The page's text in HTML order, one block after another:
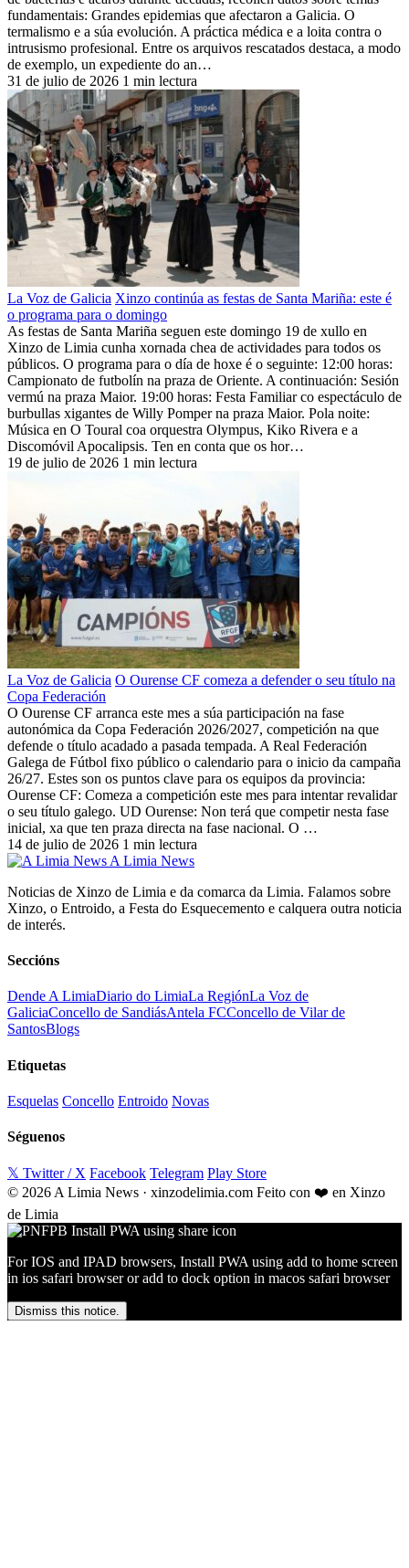
fundamentais: Grandes epidemias que afectaron a Galicia. O
termalismo e a súa evolución. A práctica médica e a loita contra o
intrusismo profesional. Entre os arquivos rescatados destaca, a modo
de exemplo, un expediente do an…
31 de julio de 2026 1 min lectura
La Voz de Galicia Xinzo continúa as festas de Santa Mariña: este é
o programa para o domingo
As festas de Santa Mariña seguen este domingo 19 de xullo en
Xinzo de Limia cunha xornada chea de actividades para todos os
públicos. O programa para o día de hoxe é o seguinte: 12:00 horas:
Campionato de futbolín na praza de Oriente. A continuación: Sesión
vermú na praza Maior. 19:00 horas: Festa Familiar co espectáculo de
burbullas xigantes de Willy Pomper na praza Maior. Pola noite:
Música en O Toural coa orquestra Olympus, Kiko Rivera e a
Discomóvil Apocalipsis. Ten en conta que os hor…
19 de julio de 2026 1 min lectura
La Voz de Galicia O Ourense CF comeza a defender o seu título na
Copa Federación
O Ourense CF arranca este mes a súa participación na fase
autonómica da Copa Federación 2026/2027, competición na que
defende o título acadado a pasada tempada. A Real Federación
Galega de Fútbol fixo público o calendario para o inicio da campaña
26/27. Estes son os puntos clave para os equipos da provincia:
Ourense CF: Comeza a competición este mes para intentar revalidar
o seu título galego. UD Ourense: Non terá que competir nesta fase
inicial, xa que ten praza directa na fase nacional. O …
14 de julio de 2026 1 min lectura
A Limia News
Noticias de Xinzo de Limia e da comarca da Limia. Falamos sobre
Xinzo, o Entroido, a Festa do Esquecemento e calquera outra noticia
de interés.
Seccións
Dende A LimiaDiario do LimiaLa RegiónLa Voz de
GaliciaConcello de SandiásAntela FCConcello de Vilar de
SantosBlogs
Etiquetas
Esquelas Concello Entroido Novas
Séguenos
𝕏 Twitter / X Facebook Telegram Play Store
© 2026 A Limia News · xinzodelimia.com Feito con ❤️ en Xinzo
de Limia
For IOS and IPAD browsers, Install PWA using add to home screen
in ios safari browser or add to dock option in macos safari browser
Dismiss this notice.